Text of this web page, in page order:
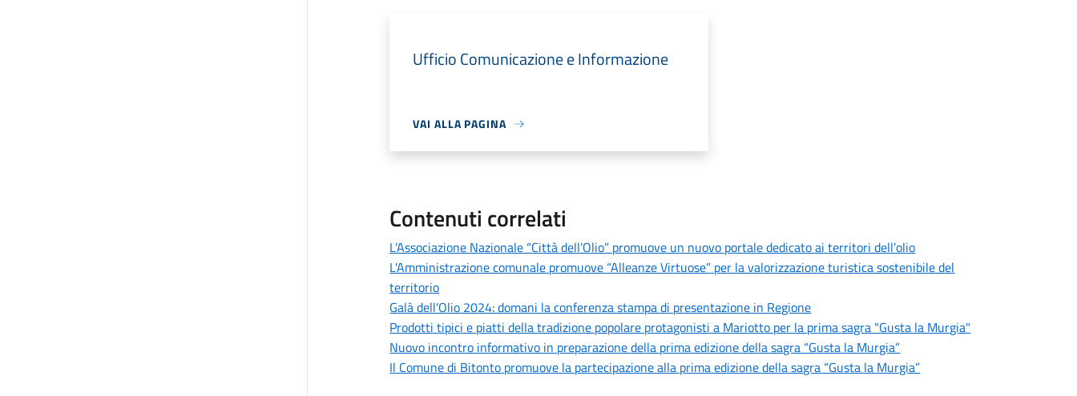
Ufficio Comunicazione e Informazione
VAI ALLA PAGINA
Contenuti correlati
L’Associazione Nazionale “Città dell’Olio” promuove un nuovo portale dedicato ai territori dell’olio
L'Amministrazione comunale promuove “Alleanze Virtuose” per la valorizzazione turistica sostenibile del
territorio
Galà dell'Olio 2024: domani la conferenza stampa di presentazione in Regione
Prodotti tipici e piatti della tradizione popolare protagonisti a Mariotto per la prima sagra "Gusta la Murgia"
Nuovo incontro informativo in preparazione della prima edizione della sagra “Gusta la Murgia”
Il Comune di Bitonto promuove la partecipazione alla prima edizione della sagra “Gusta la Murgia”